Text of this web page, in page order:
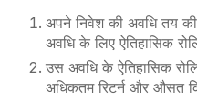
अपने निवेश की अवधि तय
अवधि के लिए ऐतिहासिक
उस अवधि के ऐतिहासिक
अधिकतम रिटर्न और औसत